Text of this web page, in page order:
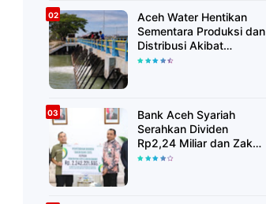
Aceh Water Hentikan
Sementara Produksi dan
Distribusi Akibat
Fenomena Alam yang
Bank Aceh Syariah
Serahkan Dividen
Rp2,24 Miliar dan Zakat
Rp400 Juta kepada